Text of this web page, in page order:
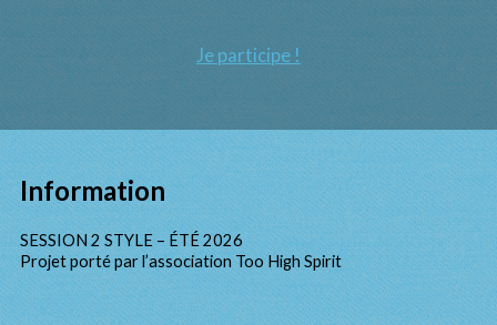
Je participe !
Information
SESSION 2 STYLE – ÉTÉ 2026
Projet porté par l’association Too High Spirit